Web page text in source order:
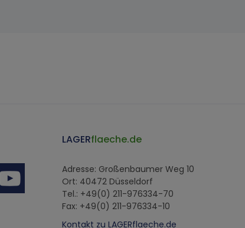
LAGERflaeche.de
Adresse: Großenbaumer Weg 10
Ort: 40472 Düsseldorf
Tel.: +49(0) 211-976334-70
Fax: +49(0) 211-976334-10
Kontakt zu LAGERflaeche.de